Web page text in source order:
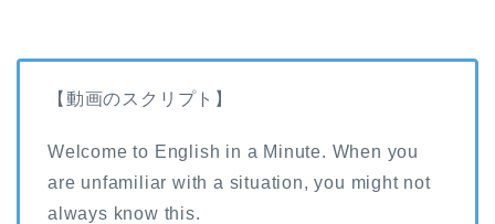
【動画のスクリプト】
Welcome to English in a Minute. When you
are unfamiliar with a situation, you might not
always know this.